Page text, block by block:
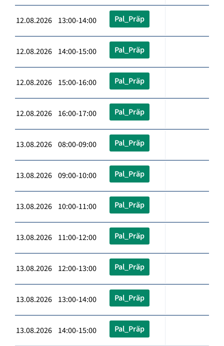
12.08.2026 13:00-14:00 Pal_Präp
12.08.2026 14:00-15:00 Pal_Präp
12.08.2026 15:00-16:00 Pal_Präp
12.08.2026 16:00-17:00 Pal_Präp
13.08.2026 08:00-09:00 Pal_Präp
13.08.2026 09:00-10:00 Pal_Präp
13.08.2026 10:00-11:00 Pal_Präp
13.08.2026 11:00-12:00 Pal_Präp
13.08.2026 12:00-13:00 Pal_Präp
13.08.2026 13:00-14:00 Pal_Präp
13.08.2026 14:00-15:00 Pal_Präp